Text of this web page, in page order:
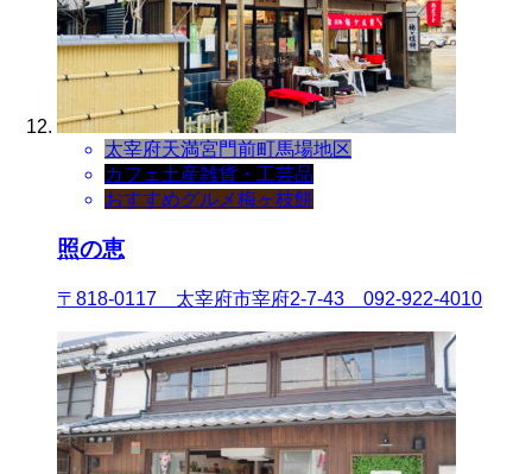
太宰府天満宮門前町馬場地区
カフェ 土産雑貨・工芸品
おすすめグルメ梅ヶ枝餅
照の恵
〒818-0117 太宰府市宰府2-7-43 092-922-4010